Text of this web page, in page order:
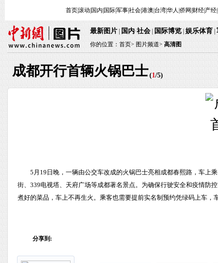
首页|滚动 国内 国际|军事|社会|港澳 台湾|华人 侨网 财经| 产经|
最新图片 | 国内·社会 | 国际博览 | 娱乐体育 |
你的位置：首页> 图片频道> 高清图
成都开行首辆火锅巴士 (1/5)
5月19日晚，一辆由公交车改成的火锅巴士亮相成都春熙路，车上
街、339电视塔、天府广场等成都著名景点。为确保行驶安全和疫情防
煮好的菜品，车上不再生火。乘客也需要提前实名制预约凭绿码上车
分享到: